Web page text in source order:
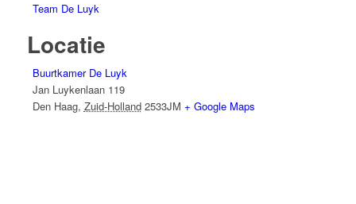
Team De Luyk
Locatie
Buurtkamer De Luyk
Jan Luykenlaan 119
Den Haag, Zuid-Holland 2533JM + Google Maps